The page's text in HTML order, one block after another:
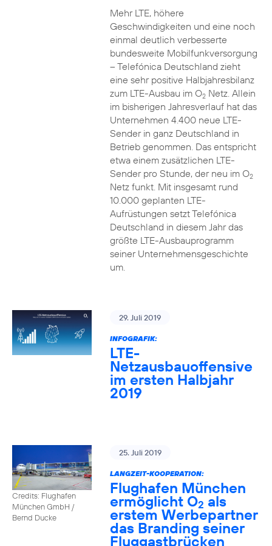
Mehr LTE, höhere
Geschwindigkeiten und eine noch
einmal deutlich verbesserte
bundesweite Mobilfunkversorgung
– Telefónica Deutschland zieht
eine sehr positive Halbjahresbilanz
zum LTE-Ausbau im O2Netz. Allein
im bisherigen Jahresverlauf hat das
Unternehmen 4.400 neue LTE-
Sender in ganz Deutschland in
Betrieb genommen. Das entspricht
etwa einem zusätzlichen LTE-
Sender pro Stunde, der neu im O2
Netz funkt. Mit insgesamt rund
10.000 geplanten LTE-
Aufrüstungen setzt Telefónica
Deutschland in diesem Jahr das
größte LTE-Ausbauprogramm
seiner Unternehmensgeschichte
um.
29. Juli 2019
INFOGRAFIK:
LTE-
Netzausbauoffensive
im ersten Halbjahr
2019
Credits: Flughafen
München GmbH /
Bernd Ducke
25. Juli 2019
LANGZEIT-KOOPERATION:
Flughafen München
ermöglicht O2 als
erstem Werbepartner
das Branding seiner
Fluggastbrücken